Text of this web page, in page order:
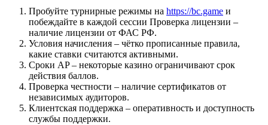
Пробуйте турнирные режимы на https://bc.game и
побеждайте в каждой сессии Проверка лицензии –
наличие лицензии от ФАС РФ.
Условия начисления – чётко прописанные правила,
какие ставки считаются активными.
Сроки AP – некоторые казино ограничивают срок
действия баллов.
Проверка честности – наличие сертификатов от
независимых аудиторов.
Клиентская поддержка – оперативность и доступность
службы поддержки.